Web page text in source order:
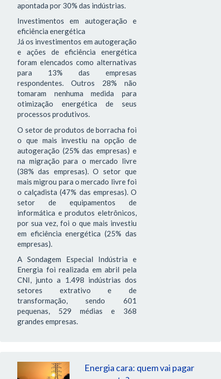
apontada por 30% das indústrias.
Investimentos em autogeração e
eficiência energética
Já os investimentos em autogeração
e ações de eficiência energética
foram elencados como alternativas
para 13% das empresas
respondentes. Outros 28% não
tomaram nenhuma medida para
otimização energética de seus
processos produtivos.
O setor de produtos de borracha foi
o que mais investiu na opção de
autogeração (25% das empresas) e
na migração para o mercado livre
(38% das empresas). O setor que
mais migrou para o mercado livre foi
o calçadista (47% das empresas). O
setor de equipamentos de
informática e produtos eletrônicos,
por sua vez, foi o que mais investiu
em eficiência energética (25% das
empresas).
A Sondagem Especial Indústria e
Energia foi realizada em abril pela
CNI, junto a 1.498 indústrias dos
setores extrativo e de
transformação, sendo 601
pequenas, 529 médias e 368
grandes empresas.
Energia cara: quem vai pagar